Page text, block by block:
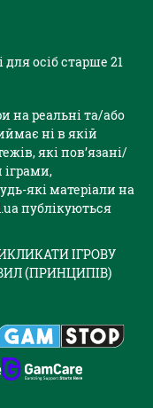
осіб старше 21
на реальні та/або
ні в якій
які пов’язані/
іграми,
які матеріали на
публікуються
ІГРОВУ
(ПРИНЦИПІВ)